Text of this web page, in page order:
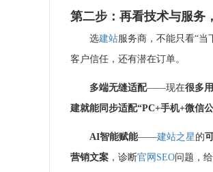
第二步：再看技术与服务
选建站服务商，不能只看“当
客户信任，还有潜在订单。
多端无缝适配——现在很多
建就能同步适配“PC+手机+微信
AI智能赋能——建站之星的
营销文案 ，诊断官网 SEO问题，